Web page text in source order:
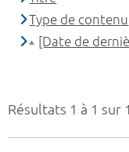
Résultats 1 à 1 sur
Type de contenu
[Date de